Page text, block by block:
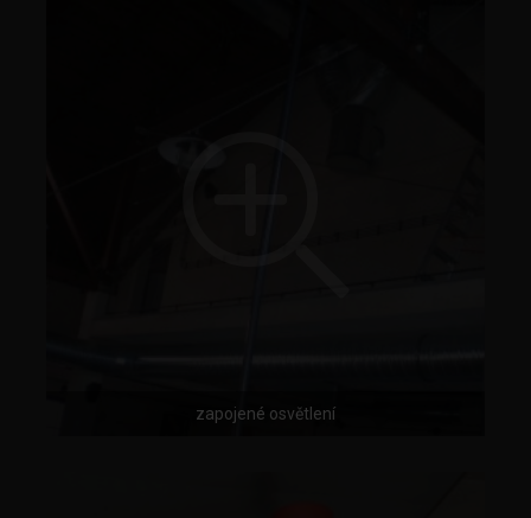
zapojené osvětlení